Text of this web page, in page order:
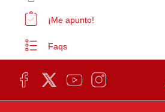
¡Me apunto!
Faqs